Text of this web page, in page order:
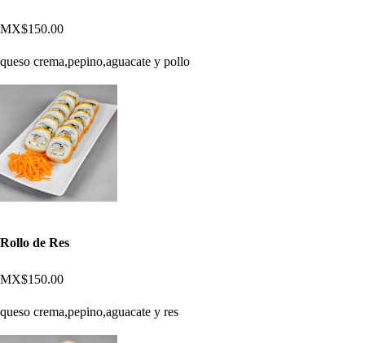
MX$150.00
queso crema,pepino,aguacate y pollo
Rollo de Res
MX$150.00
queso crema,pepino,aguacate y res